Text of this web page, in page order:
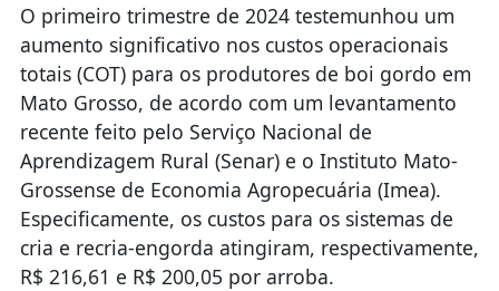
O primeiro trimestre de 2024 testemunhou um
aumento significativo nos custos operacionais
totais (COT) para os produtores de boi gordo em
Mato Grosso, de acordo com um levantamento
recente feito pelo Serviço Nacional de
Aprendizagem Rural (Senar) e o Instituto Mato-
Grossense de Economia Agropecuária (Imea).
Especificamente, os custos para os sistemas de
cria e recria-engorda atingiram, respectivamente,
R$ 216,61 e R$ 200,05 por arroba.